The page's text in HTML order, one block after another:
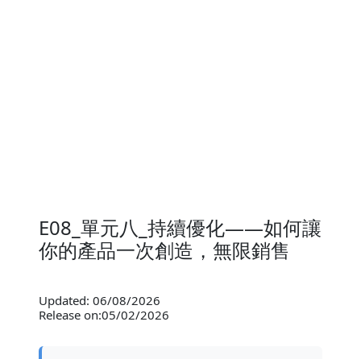
E08_單元八_持續優化——如何讓
你的產品一次創造，無限銷售
Updated: 06/08/2026
Release on:05/02/2026